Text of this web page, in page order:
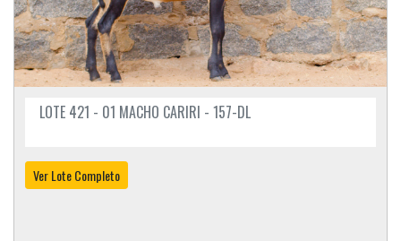
LOTE 421 - 01 MACHO CARIRI - 157-DL
Ver Lote Completo